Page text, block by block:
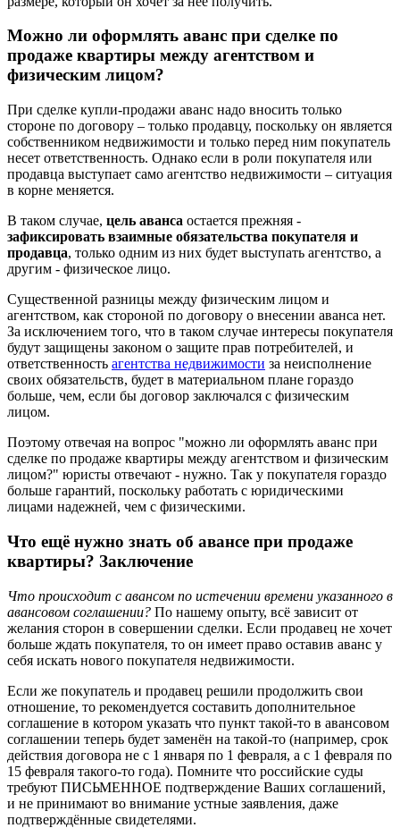
Можно ли оформлять аванс при сделке по
продаже квартиры между агентством и
физическим лицом?
При сделке купли-продажи аванс надо вносить только
стороне по договору – только продавцу, поскольку он является
собственником недвижимости и только перед ним покупатель
несет ответственность. Однако если в роли покупателя или
продавца выступает само агентство недвижимости – ситуация
в корне меняется.
В таком случае, цель аванса остается прежняя -
зафиксировать взаимные обязательства покупателя и
продавца, только одним из них будет выступать агентство, а
другим - физическое лицо.
Существенной разницы между физическим лицом и
агентством, как стороной по договору о внесении аванса нет.
За исключением того, что в таком случае интересы покупателя
будут защищены законом о защите прав потребителей, и
ответственность агентства недвижимости за неисполнение
своих обязательств, будет в материальном плане гораздо
больше, чем, если бы договор заключался с физическим
лицом.
Поэтому отвечая на вопрос "можно ли оформлять аванс при
сделке по продаже квартиры между агентством и физическим
лицом?" юристы отвечают - нужно. Так у покупателя гораздо
больше гарантий, поскольку работать с юридическими
лицами надежней, чем с физическими.
Что ещё нужно знать об авансе при продаже
квартиры? Заключение
Что происходит с авансом по истечении времени указанного в
авансовом соглашении? По нашему опыту, всё зависит от
желания сторон в совершении сделки. Если продавец не хочет
больше ждать покупателя, то он имеет право оставив аванс у
себя искать нового покупателя недвижимости.
Если же покупатель и продавец решили продолжить свои
отношение, то рекомендуется составить дополнительное
соглашение в котором указать что пункт такой-то в авансовом
соглашении теперь будет заменён на такой-то (например, срок
действия договора не с 1 января по 1 февраля, а с 1 февраля по
15 февраля такого-то года). Помните что российские суды
требуют ПИСЬМЕННОЕ подтверждение Ваших соглашений,
и не принимают во внимание устные заявления, даже
подтверждённые свидетелями.